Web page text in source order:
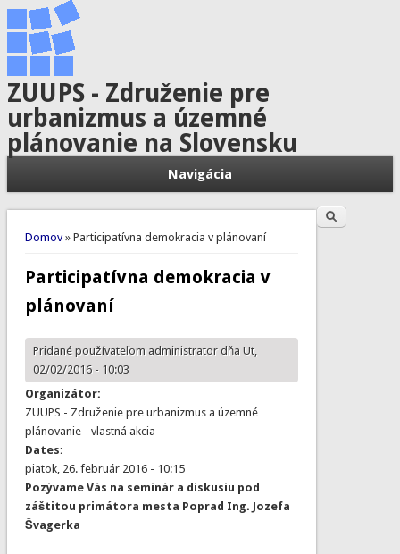
ZUUPS - Združenie pre
urbanizmus a územné
plánovanie na Slovensku
Navigácia
Nachádzate sa tu
Domov» Participatívna demokracia v plánovaní
Participatívna demokracia v
plánovaní
Pridané používateľom administratordňa Ut,
02/02/2016 - 10:03
Organizátor:
ZUUPS - Združenie pre urbanizmus a územné
plánovanie - vlastná akcia
Dates:
piatok, 26. február 2016 - 10:15
Pozývame Vás na seminár a diskusiu pod
záštitou primátora mesta Poprad Ing. Jozefa
Švagerka
Vyhľadávanie Hľadať